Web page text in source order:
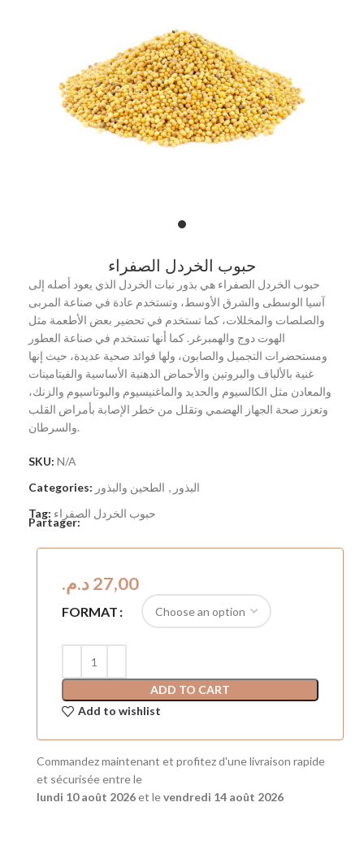
حبوب الخردل الصفراء
حبوب الخردل الصفراء هي بذور نبات الخردل الذي يعود أصله إلى
آسيا الوسطى والشرق الأوسط، وتستخدم عادة في صناعة المربى
والصلصات والمخللات، كما تستخدم في تحضير بعض الأطعمة مثل
الهوت دوج والهمبرغر. كما أنها تستخدم في صناعة العطور
ومستحضرات التجميل والصابون، ولها فوائد صحية عديدة، حيث إنها
غنية بالألياف والبروتين والأحماض الدهنية الأساسية والفيتامينات
والمعادن مثل الكالسيوم والحديد والماغنيسيوم والبوتاسيوم والزنك،
وتعزز صحة الجهاز الهضمي وتقلل من خطر الإصابة بأمراض القلب
والسرطان.
SKU: N/A
Categories:
البذور , الطحين والبذور
Tag: حبوب الخردل الصفراء
Partager:
د.م.
FORMAT
ADD TO CART
Add to wishlist
Commandez maintenant et profitez d'une livraison rapide
et sécurisée entre le
lundi 10 août 2026et levendredi 14 août 2026